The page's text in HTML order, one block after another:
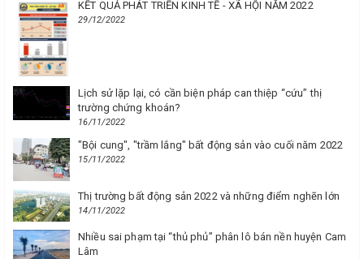
KẾT QUẢ PHÁT TRIỂN KINH TẾ - XÃ HỘI NĂM 2022
29/12/2022
Lịch sử lặp lại, có cần biện pháp can thiệp “cứu” thị
trường chứng khoán?
16/11/2022
"Bội cung", "trầm lắng" bất động sản vào cuối năm 2022
15/11/2022
Thị trường bất động sản 2022 và những điểm nghẽn lớn
14/11/2022
Nhiều sai phạm tại “thủ phủ” phân lô bán nền huyện Cam
Lâm